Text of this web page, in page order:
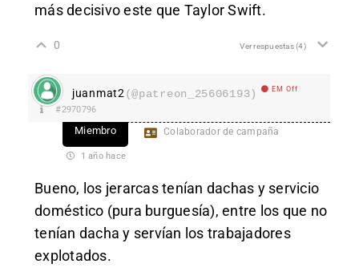
más decisivo este que Taylor Swift.
0 Ver respuestas(4)
juanmat2 (@patreon_25606193) EM Off
#2970796
Miembro Colaborador de campaña
1 año hace
Bueno, los jerarcas tenían dachas y servicio
doméstico (pura burguesía), entre los que no
tenían dacha y servían los trabajadores
explotados.